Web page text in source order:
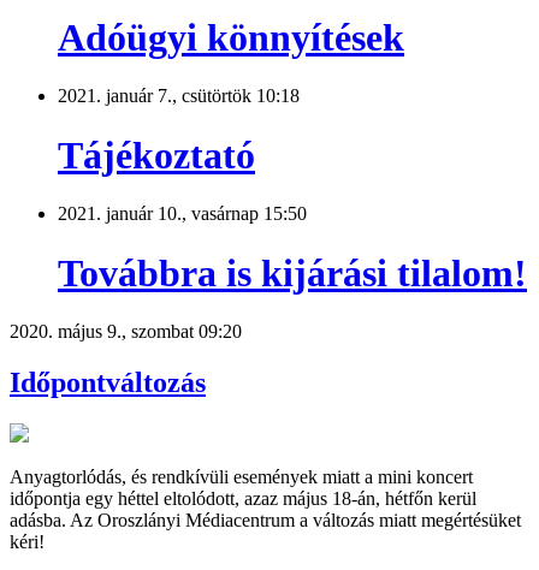
Adóügyi könnyítések
2021. január 7., csütörtök 10:18
Tájékoztató
2021. január 10., vasárnap 15:50
Továbbra is kijárási tilalom!
2020. május 9., szombat 09:20
Időpontváltozás
Anyagtorlódás, és rendkívüli események miatt a mini koncert
időpontja egy héttel eltolódott, azaz május 18-án, hétfőn kerül
adásba. Az Oroszlányi Médiacentrum a változás miatt megértésüket
kéri!